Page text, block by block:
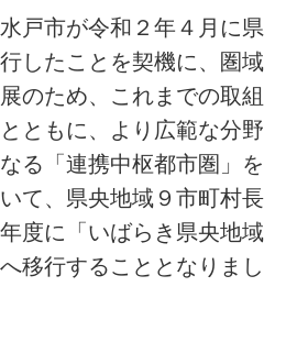
戸市が令和２年４月に県
したことを契機に、圏域
のため、これまでの取組
ともに、より広範な分野
る「連携中枢都市圏」を
て、県央地域９市町村長
度に「いばらき県央地域
移行することとなりまし